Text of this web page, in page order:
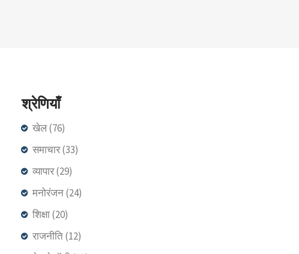
श्रेणियाँ
खेल(76)
समाचार(33)
व्यापार(29)
मनोरंजन(24)
शिक्षा(20)
राजनीति(12)